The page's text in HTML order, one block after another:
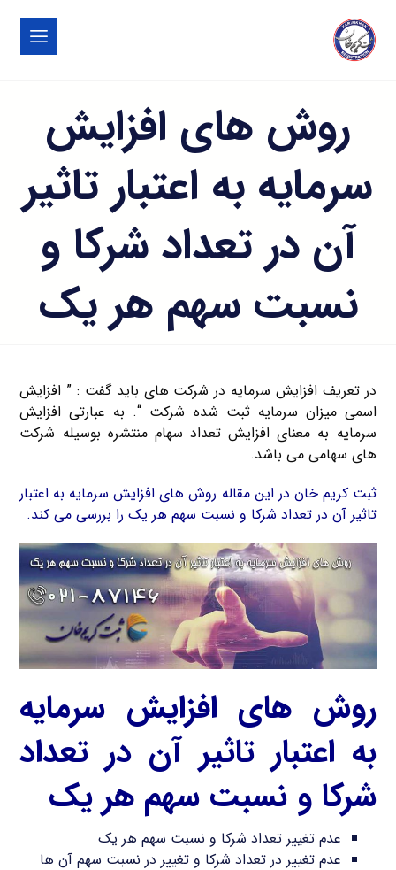
روش های افزایش
سرمایه به اعتبار تاثیر
آن در تعداد شرکا و
نسبت سهم هر یک
در تعریف افزایش سرمایه در شرکت های باید گفت : ” افزایش
اسمی میزان سرمایه ثبت شده شرکت “. به عبارتی افزایش
سرمایه به معنای افزایش تعداد سهام منتشره بوسیله شرکت
های سهامی می باشد.
ثبت کریم خان در این مقاله روش های افزایش سرمایه به اعتبار
تاثیر آن در تعداد شرکا و نسبت سهم هر یک را بررسی می کند.
روش های افزایش سرمایه
به اعتبار تاثیر آن در تعداد
شرکا و نسبت سهم هر یک
عدم تغییر تعداد شرکا و نسبت سهم هر یک
عدم تغییر در تعداد شرکا و تغییر در نسبت سهم آن ها